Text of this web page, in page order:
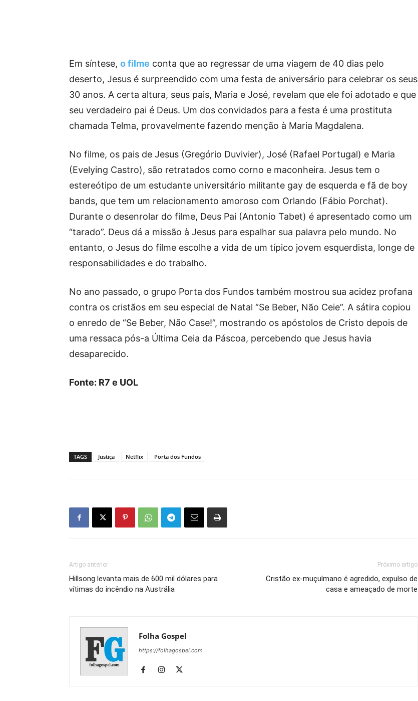
Em síntese, o filme conta que ao regressar de uma viagem de 40 dias pelo
deserto, Jesus é surpreendido com uma festa de aniversário para celebrar os seus
30 anos. A certa altura, seus pais, Maria e José, revelam que ele foi adotado e que
seu verdadeiro pai é Deus. Um dos convidados para a festa é uma prostituta
chamada Telma, provavelmente fazendo menção à Maria Magdalena.
No filme, os pais de Jesus (Gregório Duvivier), José (Rafael Portugal) e Maria
(Evelying Castro), são retratados como corno e maconheira. Jesus tem o
estereótipo de um estudante universitário militante gay de esquerda e fã de boy
bands, que tem um relacionamento amoroso com Orlando (Fábio Porchat).
Durante o desenrolar do filme, Deus Pai (Antonio Tabet) é apresentado como um
“tarado”. Deus dá a missão à Jesus para espalhar sua palavra pelo mundo. No
entanto, o Jesus do filme escolhe a vida de um típico jovem esquerdista, longe de
responsabilidades e do trabalho.
No ano passado, o grupo Porta dos Fundos também mostrou sua acidez profana
contra os cristãos em seu especial de Natal “Se Beber, Não Ceie”. A sátira copiou
o enredo de “Se Beber, Não Case!”, mostrando os apóstolos de Cristo depois de
uma ressaca pós-a Última Ceia da Páscoa, percebendo que Jesus havia
desaparecido.
Fonte: R7 e UOL
TAGS Justiça Netflix Porta dos Fundos
Artigo anterior
Hillsong levanta mais de 600 mil dólares para
vítimas do incêndio na Austrália
Próximo artigo
Cristão ex-muçulmano é agredido, expulso de
casa e ameaçado de morte
Folha Gospel
https://folhagospel.com